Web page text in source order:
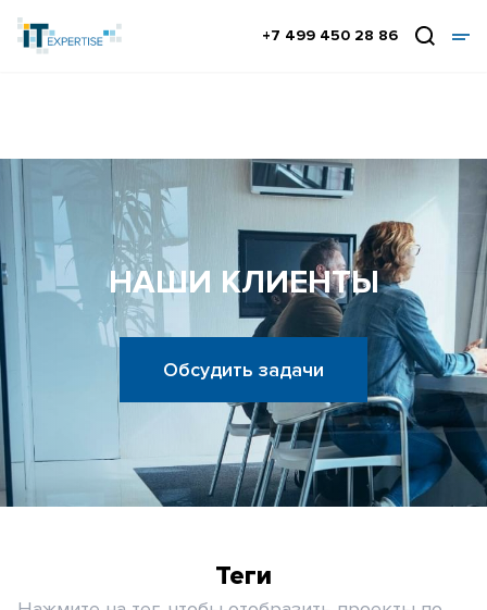
+7 499 450 28 86
НАШИ КЛИЕНТЫ
Обсудить задачи
Теги